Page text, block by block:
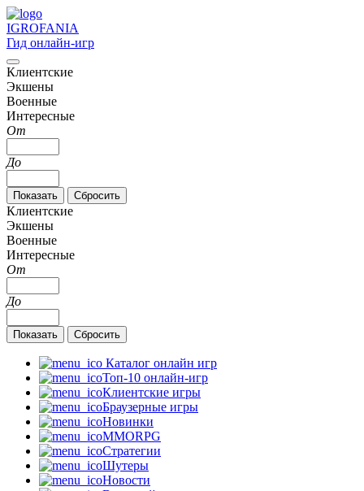
IGROFANIA
Гид онлайн-игр
Клиентские
Экшены
Военные
Интересные
От
До
Клиентские
Экшены
Военные
Интересные
От
До
Каталог онлайн игр
Топ-10 онлайн-игр
Клиентские игры
Браузерные игры
Новинки
MMORPG
Стратегии
Шутеры
Новости